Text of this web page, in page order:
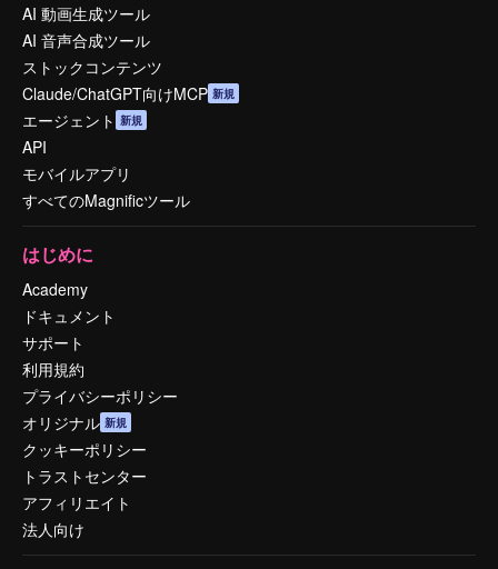
AI 動画生成ツール
AI 音声合成ツール
ストックコンテンツ
Claude/ChatGPT向けMCP 新規
エージェント 新規
API
モバイルアプリ
すべてのMagnificツール
はじめに
Academy
ドキュメント
サポート
利用規約
プライバシーポリシー
オリジナル 新規
クッキーポリシー
トラストセンター
アフィリエイト
法人向け